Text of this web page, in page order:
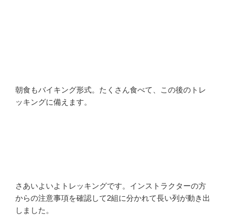
朝食もバイキング形式。たくさん食べて、この後のトレ
ッキングに備えます。
さあいよいよトレッキングです。インストラクターの方
からの注意事項を確認して2組に分かれて長い列が動き出
しました。